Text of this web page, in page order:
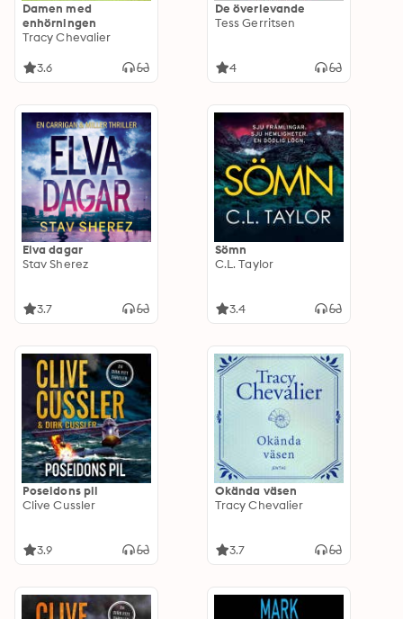
Damen med
enhörningen
Tracy Chevalier
3.6
De överlevande
Tess Gerritsen
4
Elva dagar
Stav Sherez
3.7
Sömn
C.L. Taylor
3.4
Poseidons pil
Clive Cussler
3.9
Okända väsen
Tracy Chevalier
3.7